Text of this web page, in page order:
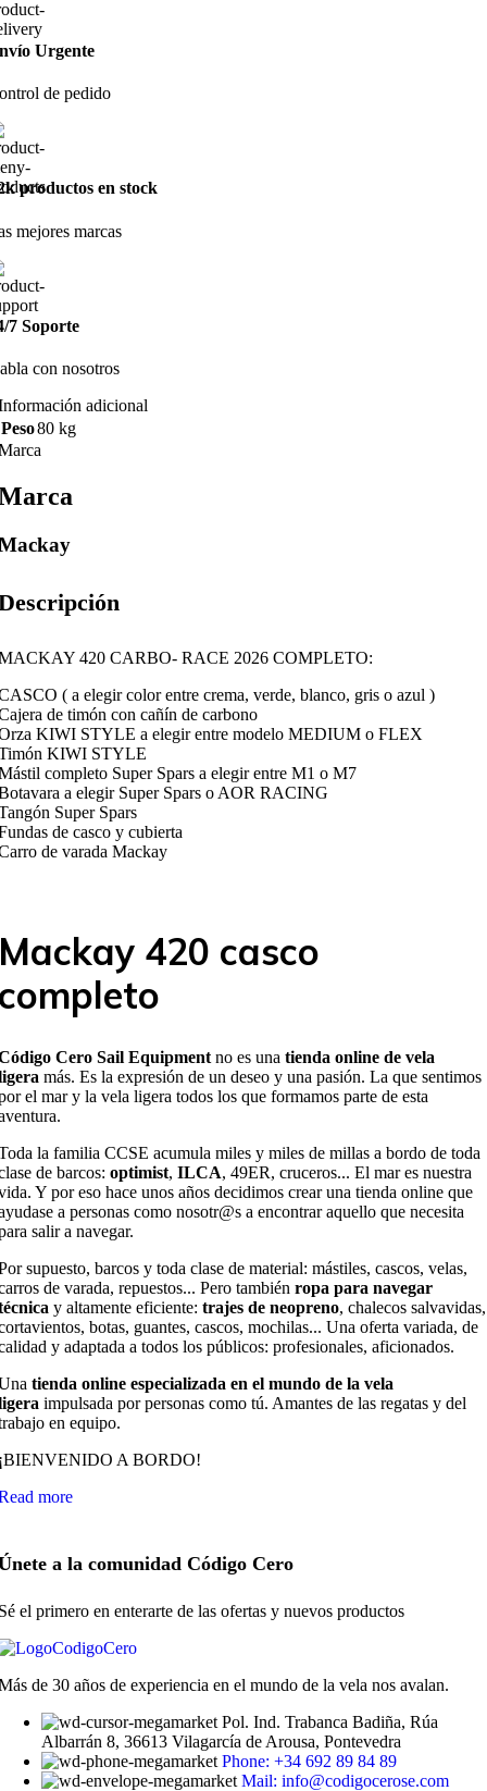
Urgente
de pedido
productos en stock
mejores marcas
7 Soporte
con nosotros
adicional
Peso80 kg
420 CARBO- RACE 2026 COMPLETO:
( a elegir color entre crema, verde, blanco, gris o azul )
de timón con cañín de carbono
KIWI STYLE a elegir entre modelo MEDIUM o FLEX
KIWI STYLE
completo Super Spars a elegir entre M1 o M7
a elegir Super Spars o AOR RACING
Super Spars
de casco y cubierta
de varada Mackay
420 casco
Cero Sail Equipment no es una tienda online de vela
más. Es la expresión de un deseo y una pasión. La que sentimos
el mar y la vela ligera todos los que formamos parte de esta
la familia CCSE acumula miles y miles de millas a bordo de toda
de barcos: optimist, ILCA, 49ER, cruceros... El mar es nuestra
Y por eso hace unos años decidimos crear una tienda online que
a personas como nosotr@s a encontrar aquello que necesita
salir a navegar.
supuesto, barcos y toda clase de material: mástiles, cascos, velas,
de varada, repuestos... Pero también ropa para navegar
y altamente eficiente: trajes de neopreno, chalecos salvavidas,
botas, guantes, cascos, mochilas... Una oferta variada, de
y adaptada a todos los públicos: profesionales, aficionados.
tienda online especializada en el mundo de la vela
impulsada por personas como tú. Amantes de las regatas y del
en equipo.
A BORDO!
more
a la comunidad Código Cero
el primero en enterarte de las ofertas y nuevos productos
de 30 años de experiencia en el mundo de la vela nos avalan.
Pol. Ind. Trabanca Badiña, Rúa
Albarrán 8, 36613 Vilagarcía de Arousa, Pontevedra
Phone: +34 692 89 84 89
Mail: info@codigocerose.com